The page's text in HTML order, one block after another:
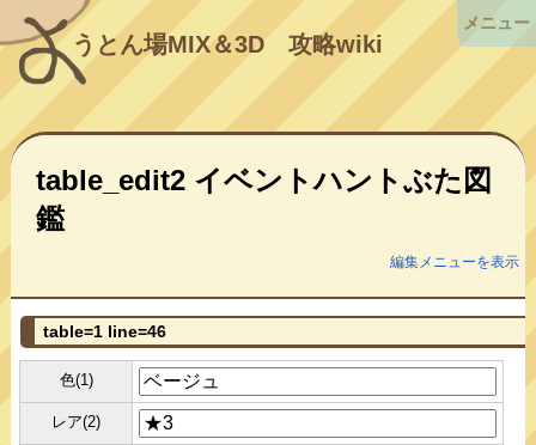
うとん場MIX＆3D攻略wiki
table_edit2 イベントハントぶた図
鑑
編集メニューを表示
table=1 line=46
色(1)
レア(2)
メニュー